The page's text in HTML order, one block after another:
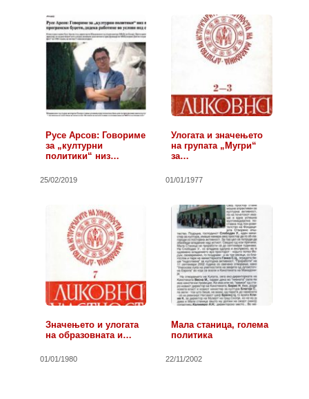
Русе Арсов: Говориме
за „културни
политики“ низ…
25/02/2019
Улогата и значењето
на групата „Мугри“
за…
01/01/1977
Значењето и улогата
на образовната и…
01/01/1980
Мала станица, голема
политика
22/11/2002